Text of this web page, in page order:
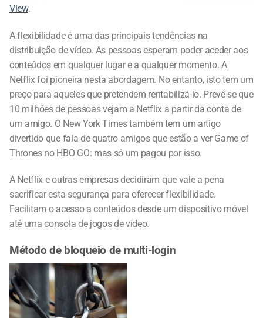
Per View
A flexibilidade é uma das principais tendências na
distribuição de vídeo. As pessoas esperam poder aceder aos
conteúdos em qualquer lugar e a qualquer momento. A
Netflix foi pioneira nesta abordagem. No entanto, isto tem um
preço para aqueles que pretendem rentabilizá-lo. Prevê-se
que 10 milhões de pessoas vejam a Netflix a partir da conta
de um amigo. O New York Times também tem um artigo
divertido que fala de quatro amigos que estão a ver Game of
Thrones no HBO GO: mas só um pagou por isso.
A Netflix e outras empresas decidiram que vale a pena
sacrificar esta segurança para oferecer flexibilidade.
Facilitam o acesso a conteúdos desde um dispositivo móvel
até uma consola de jogos de vídeo.
Método de bloqueio de multi-login